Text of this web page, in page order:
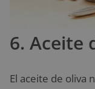
6. Aceite
El aceite de oliva